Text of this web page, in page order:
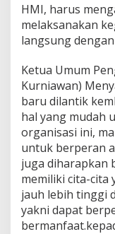
HMI, harus
melaksanakan
langsung
Ketua Umum
Kurniawan)
baru dilantik
hal yang mudah
organisasi ini,
untuk berperan
juga diharapkan
memiliki cita-cita
jauh lebih tinggi
yakni dapat